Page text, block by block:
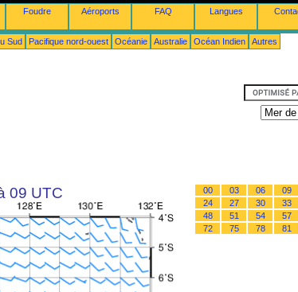
Foudre Aéroports FAQ Langues
Sud Pacifique nord-ouest Océanie Australie Océan Indien Autres
09 UTC 00 03 06 09
24
27 30 33
48
51 54 57
72
75 78 81